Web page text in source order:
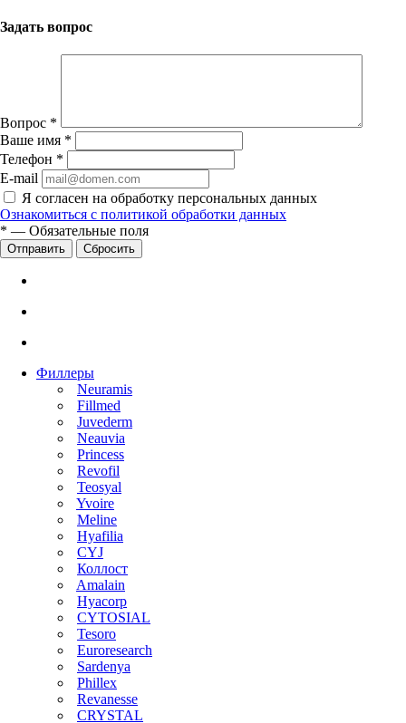
Задать вопрос
Вопрос *
Ваше имя *
Телефон *
E-mail
Я согласен на обработку персональных данных
Ознакомиться с политикой обработки данных
* — Обязательные поля
Сбросить
Филлеры
Neuramis
Fillmed
Juvederm
Neauvia
Princess
Revofil
Teosyal
Yvoire
Meline
Hyafilia
CYJ
Коллост
Amalain
Hyacorp
CYTOSIAL
Tesoro
Euroresearch
Sardenya
Phillex
Revanesse
CRYSTAL